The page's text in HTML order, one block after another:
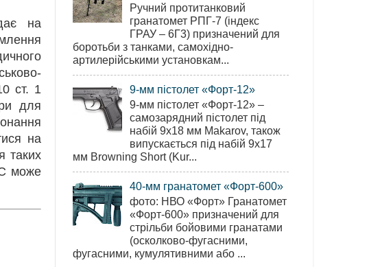
на
ст. 1
для
на
таких
може
Ручний протитанковий
гранатомет РПГ-7 (індекс
ГРАУ – 6Г3) призначений для
боротьби з танками, самохідно-
артилерійськими установкам...
9-мм пістолет «Форт-12»
9-мм пістолет «Форт-12» –
самозарядний пістолет під
набій 9х18 мм Makarov, також
випускається під набій 9х17
мм Browning Short (Kur...
40-мм гранатомет «Форт-600»
фото: НВО «Форт» Гранатомет
«Форт-600» призначений для
стрільби бойовими гранатами
(осколково-фугасними,
фугасними, кумулятивними або ...